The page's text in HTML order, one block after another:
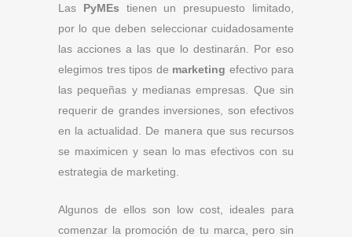
Las PyMEs tienen un presupuesto limitado,
por lo que deben seleccionar cuidadosamente
las acciones a las que lo destinarán. Por eso
elegimos tres tipos de marketing efectivo para
las pequeñas y medianas empresas. Que sin
requerir de grandes inversiones, son efectivos
en la actualidad. De manera que sus recursos
se maximicen y sean lo mas efectivos con su
estrategia de marketing.
Algunos de ellos son low cost, ideales para
comenzar la promoción de tu marca, pero sin